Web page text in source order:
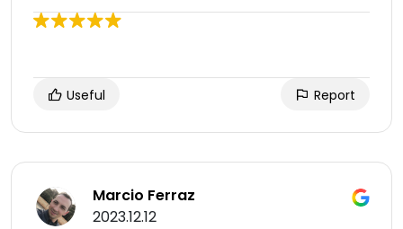
Useful Report
Marcio Ferraz
2023.12.12